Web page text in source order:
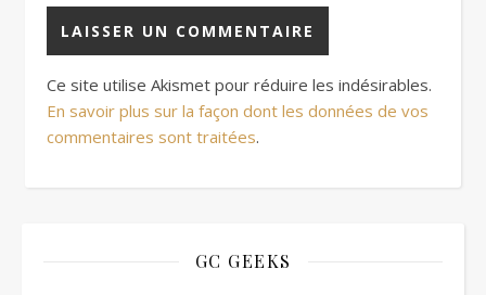
Ce site utilise Akismet pour réduire les indésirables.
En savoir plus sur la façon dont les données de vos
commentaires sont traitées.
GC GEEKS